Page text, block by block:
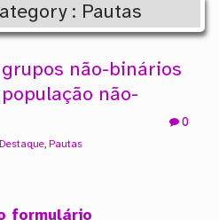
: Pautas
não-binários
não-
0
Destaque, Pautas
formulário